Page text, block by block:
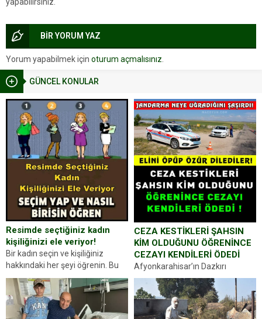
GÜNCEL KONULAR
Resimde seçtiğiniz kadın
kişiliğinizi ele veriyor!
Bir kadın seçin ve kişiliğiniz
hakkındaki her şeyi öğrenin. Bu
kez karşınıza oldukça farklı bir
kişilik testiyle çıkıyoruz. Resimde
gördüğünüz kadın figürlerinden
dikkatinizi en...
CEZA KESTİKLERİ ŞAHSIN
KİM OLDUĞUNU ÖĞRENİNCE
CEZAYI KENDİLERİ ÖDEDİ
Afyonkarahisar’ın Dazkırı
ilçesinde trafik uygulaması
yapan jandarma ekipleri
durdurdukları bir otomobilin
sürücüsünden ehliyet ve ruhsat
BİR YORUM YAZ
Yorum yapabilmek için oturum açmalısınız